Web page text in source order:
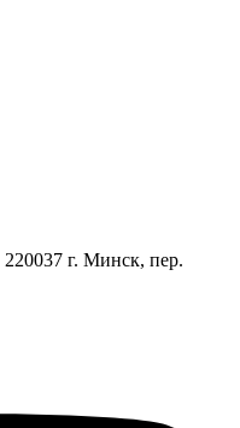
220037 г. Минск, пер.